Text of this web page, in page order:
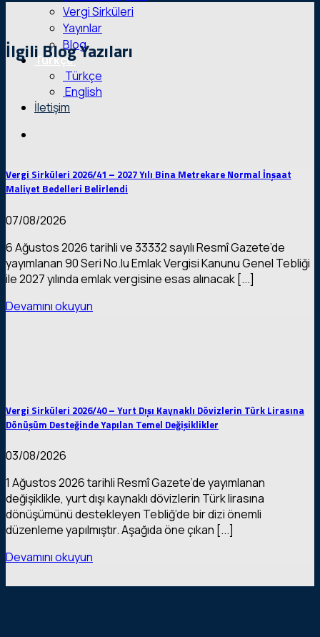
Vergi Sirküleri
Yayınlar
Blog
Türkçe
Türkçe
English
İletişim
İlgili Blog Yazıları
Vergi Sirküleri 2026/41 – 2027 Yılı Bina Metrekare Normal İnşaat
Maliyet Bedelleri Belirlendi
07/08/2026
6 Ağustos 2026 tarihli ve 33332 sayılı Resmî Gazete’de
yayımlanan 90 Seri No.lu Emlak Vergisi Kanunu Genel Tebliği
ile 2027 yılında emlak vergisine esas alınacak [...]
Devamını okuyun
Vergi Sirküleri 2026/40 – Yurt Dışı Kaynaklı Dövizlerin Türk Lirasına
Dönüşüm Desteğinde Yapılan Temel Değişiklikler
03/08/2026
1 Ağustos 2026 tarihli Resmî Gazete’de yayımlanan
değişiklikle, yurt dışı kaynaklı dövizlerin Türk lirasına
dönüşümünü destekleyen Tebliğ’de bir dizi önemli
düzenleme yapılmıştır. Aşağıda öne çıkan [...]
Devamını okuyun